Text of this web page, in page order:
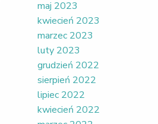
maj 2023
kwiecień 2023
marzec 2023
luty 2023
grudzień 2022
sierpień 2022
lipiec 2022
kwiecień 2022